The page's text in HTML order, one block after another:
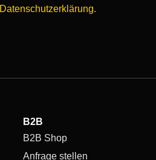
Datenschutzerklärung.
B2B
B2B Shop
Anfrage stellen